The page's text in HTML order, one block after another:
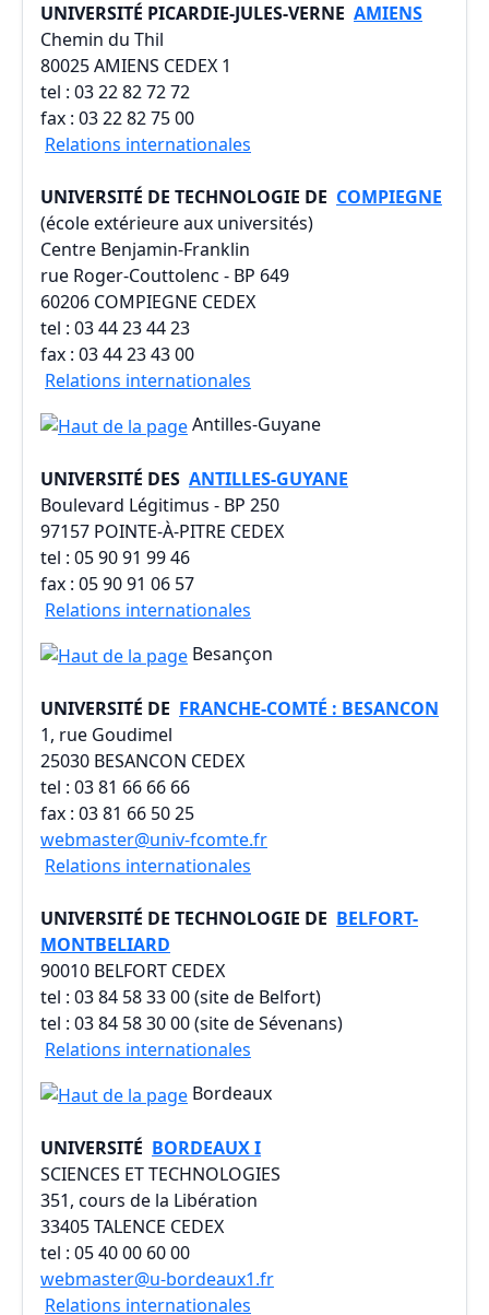
UNIVERSITÉ PICARDIE-JULES-VERNE AMIENS
Chemin du Thil
80025 AMIENS CEDEX 1
tel : 03 22 82 72 72
fax : 03 22 82 75 00
Relations internationales
UNIVERSITÉ DE TECHNOLOGIE DE COMPIEGNE
(école extérieure aux universités)
Centre Benjamin-Franklin
rue Roger-Couttolenc - BP 649
60206 COMPIEGNE CEDEX
tel : 03 44 23 44 23
fax : 03 44 23 43 00
Relations internationales
Antilles-Guyane
UNIVERSITÉ DES ANTILLES-GUYANE
Boulevard Légitimus - BP 250
97157 POINTE-À-PITRE CEDEX
tel : 05 90 91 99 46
fax : 05 90 91 06 57
Relations internationales
Besançon
UNIVERSITÉ DE FRANCHE-COMTÉ : BESANCON
1, rue Goudimel
25030 BESANCON CEDEX
tel : 03 81 66 66 66
fax : 03 81 66 50 25
webmaster@univ-fcomte.fr
Relations internationales
UNIVERSITÉ DE TECHNOLOGIE DE BELFORT-
MONTBELIARD
90010 BELFORT CEDEX
tel : 03 84 58 33 00 (site de Belfort)
tel : 03 84 58 30 00 (site de Sévenans)
Relations internationales
Bordeaux
UNIVERSITÉ BORDEAUX I
SCIENCES ET TECHNOLOGIES
351, cours de la Libération
33405 TALENCE CEDEX
tel : 05 40 00 60 00
webmaster@u-bordeaux1.fr
Relations internationales